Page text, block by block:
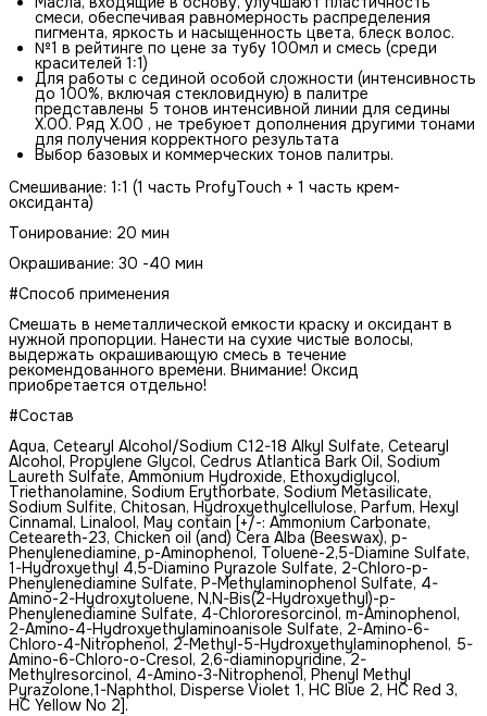
смеси, обеспечивая равномерность распределения
пигмента, яркость и насыщенность цвета, блеск волос.
№1 в рейтинге по цене за тубу 100мл и смесь (среди
красителей 1:1)
Для работы с сединой особой сложности (интенсивность
до 100%, включая стекловидную) в палитре
представлены 5 тонов интенсивной линии для седины
Х.00. Ряд Х.00 , не требуюет дополнения другими тонами
для получения корректного результата
Выбор базовых и коммерческих тонов палитры.
Смешивание: 1:1 (1 часть ProfyTouch + 1 часть крем-
оксиданта)
Тонирование: 20 мин
Окрашивание: 30 -40 мин
#Способ применения
Смешать в неметаллической емкости краску и оксидант в
нужной пропорции. Нанести на сухие чистые волосы,
выдержать окрашивающую смесь в течение
рекомендованного времени. Внимание! Оксид
приобретается отдельно!
#Состав
Aqua, Cetearyl Alcohol/Sodium C12-18 Alkyl Sulfate, Cetearyl
Alcohol, Propylene Glycol, Cedrus Atlantica Bark Oil, Sodium
Laureth Sulfate, Ammonium Hydroxide, Ethoxydiglycol,
Triethanolamine, Sodium Erythorbate, Sodium Metasilicate,
Sodium Sulfite, Chitosan, Hydroxyethylсellulose, Parfum, Hexyl
Cinnamal, Linalool, May contain [+/-: Ammonium Carbonate,
Ceteareth-23, Сhicken oil (and) Cera Alba (Beeswax), p-
Phenylenediamine, p-Аminophenol, Toluene-2,5-Diamine Sulfate,
1-Hydroxyethyl 4,5-Diamino Pyrazole Sulfate, 2-Chloro-p-
Phenylenediamine Sulfate, P-Methylaminophenol Sulfate, 4-
Amino-2-Hydroxytoluene, N,N-Bis(2-Hydroxyethyl)-p-
Phenylenediamine Sulfate, 4-Chlororesorcinol, m-Aminophenol,
2-Amino-4-Hydroxyethylaminoanisole Sulfate, 2-Amino-6-
Chloro-4-Nitrophenol, 2-Methyl-5-Hydroxyethylaminophenol, 5-
Amino-6-Chloro-o-Cresol, 2,6-diaminopyridine, 2-
Methylresorcinol, 4-Amino-3-Nitrophenol, Phenyl Methyl
Pyrazolone,1-Naphthol, Disperse Violet 1, HC Blue 2, HC Red 3,
HC Yellow No 2].